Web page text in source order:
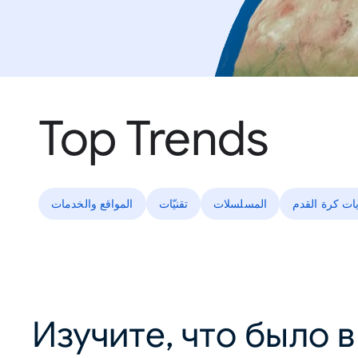
Top Trends
المواقع والخدمات تقنيّات المسلسلات كرة القدم
Изучите, что было